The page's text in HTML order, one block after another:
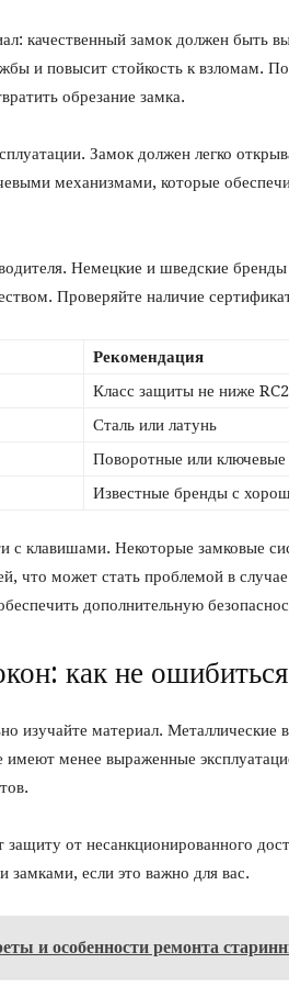
качественный замок должен быть
и повысит стойкость к взломам.
обрезание замка.
Замок должен легко
механизмами, которые
Немецкие и шведские
Проверяйте наличие
Рекомендация
Класс защиты не ниже RC2
Сталь или латунь
Поворотные или
Известные бренды с
с клавишами. Некоторые замковые
что может стать проблемой в
дополнительную
как не
изучайте материал.
имеют менее выраженные
от несанкционированного
если это важно для вас.
и особенности ремонта